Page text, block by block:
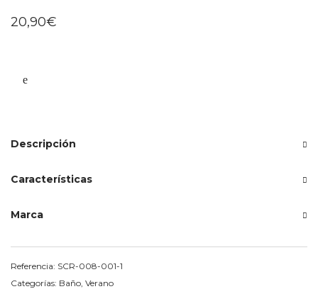
20,90€
Descripción
Características
Marca
Referencia: SCR-008-001-1
Categorías: Baño Verano